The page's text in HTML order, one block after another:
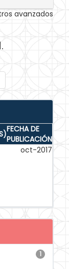
avanzados
FECHA DE
PUBLICACIÓN
oct-2017
1